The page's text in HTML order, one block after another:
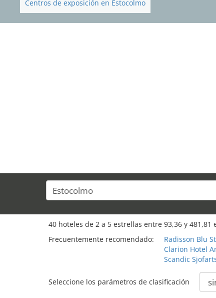
Centros de exposición en Estocolmo
40 hoteles de 2 a 5 estrellas entre 93,36 y
Frecuentemente recomendado:
Radisson Blu
Clarion Hotel
Scandic
Seleccione los parámetros de clasificación